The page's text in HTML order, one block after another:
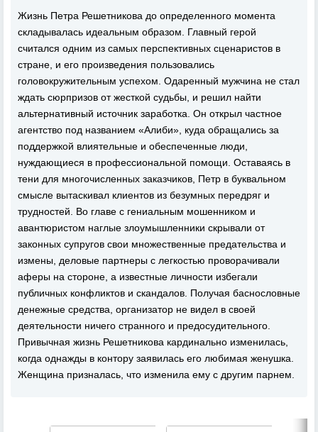
Жизнь Петра Решетникова до определенного момента
складывалась идеальным образом. Главный герой
считался одним из самых перспективных сценаристов в
стране, и его произведения пользовались
головокружительным успехом. Одаренный мужчина не стал
ждать сюрпризов от жесткой судьбы, и решил найти
альтернативный источник заработка. Он открыл частное
агентство под названием «Алиби», куда обращались за
поддержкой влиятельные и обеспеченные люди,
нуждающиеся в профессиональной помощи. Оставаясь в
тени для многочисленных заказчиков, Петр в буквальном
смысле вытаскивал клиентов из безумных передряг и
трудностей. Во главе с гениальным мошенником и
авантюристом наглые злоумышленники скрывали от
законных супругов свои множественные предательства и
измены, деловые партнеры с легкостью проворачивали
аферы на стороне, а известные личности избегали
публичных конфликтов и скандалов. Получая баснословные
денежные средства, организатор не видел в своей
деятельности ничего странного и предосудительного.
Привычная жизнь Решетникова кардинально изменилась,
когда однажды в контору заявилась его любимая женушка.
Женщина призналась, что изменила ему с другим парнем.